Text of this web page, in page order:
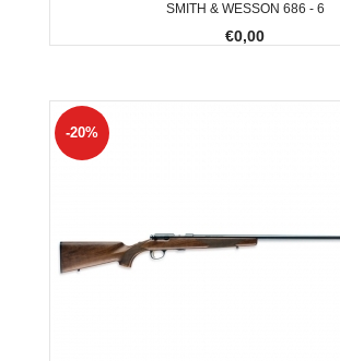
SMITH & WESSON 686 - 6
€0,00
-20%